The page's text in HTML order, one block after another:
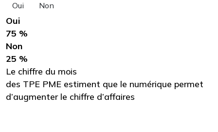
Oui Non
Oui
75 %
Non
25 %
Le chiffre du mois
des TPE PME estiment que le numérique permet
d’augmenter le chiffre d’affaires